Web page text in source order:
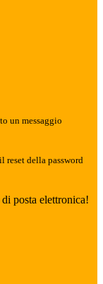
un messaggio
reset della password
posta elettronica!